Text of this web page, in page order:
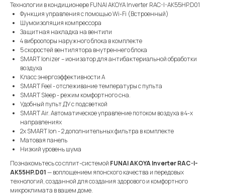
Технологии в кондиционере FUNAI AKOYA Inverter RAC-I-AK55HP.D01
Функция управления с помощью Wi-Fi (Встроенный)
Шумоизоляция компрессора
Защитная накладка на вентили
4 виброопоры наружного блока в комплекте
5 скоростей вентилятора внутреннего блока
SMART Ionizer – ионизатор для антибактериальной обработки
воздуха
Класс энергоэффективности А
SMART Feel - отслеживание температуры с пульта
SMART Sleep - режим комфортного сна.
Удобный пульт ДУ с подсветкой
SMART Air. Автоматическое управление потоком воздуха в 4-х
направлениях
2х SMART Ion - 2 дополнительных фильтра в комплекте
Матовая панель
Низкий уровень шума
Познакомьтесь со сплит-системой FUNAI AKOYA Inverter RAC-I-
AK55HP.D01— воплощением японского качества и передовых
технологий, созданной для создания здорового и комфортного
микроклимата в вашем доме.